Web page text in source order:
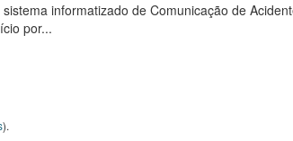
informatizado de Comunicação de
por...
).